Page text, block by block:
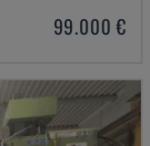
99.000 €